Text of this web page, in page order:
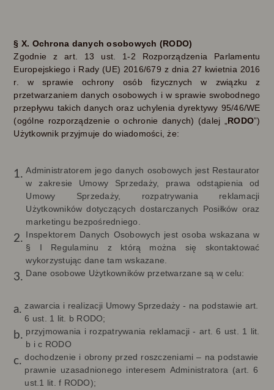
§ X. Ochrona danych osobowych (RODO)
Zgodnie z art. 13 ust. 1-2 Rozporządzenia Parlamentu
Europejskiego i Rady (UE) 2016/679 z dnia 27 kwietnia 2016
r. w sprawie ochrony osób fizycznych w związku z
przetwarzaniem danych osobowych i w sprawie swobodnego
przepływu takich danych oraz uchylenia dyrektywy 95/46/WE
(ogólne rozporządzenie o ochronie danych) (dalej „ RODO”)
Użytkownik przyjmuje do wiadomości, że:
Administratorem jego danych osobowych jest Restaurator
w zakresie Umowy Sprzedaży, prawa odstąpienia od
Umowy Sprzedaży, rozpatrywania reklamacji
Użytkowników dotyczących dostarczanych Posiłków oraz
marketingu bezpośredniego.
Inspektorem Danych Osobowych jest osoba wskazana w
§ I Regulaminu z którą można się skontaktować
wykorzystując dane tam wskazane.
Dane osobowe Użytkowników przetwarzane są w celu:
zawarcia i realizacji Umowy Sprzedaży - na podstawie art.
6 ust. 1 lit. b RODO;
przyjmowania i rozpatrywania reklamacji - art. 6 ust. 1 lit.
b i c RODO
dochodzenie i obrony przed roszczeniami – na podstawie
prawnie uzasadnionego interesem Administratora (art. 6
ust.1 lit. f RODO);